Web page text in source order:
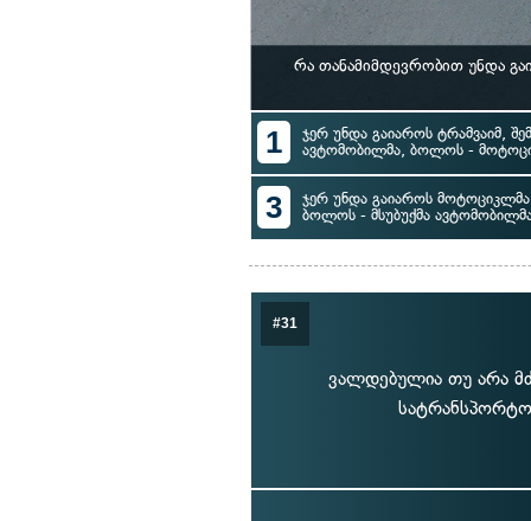
რა თანამიმდევრობით უნდა
1
ჯერ უნდა გაიაროს ტრამვაიმ,
ავტომობილმა, ბოლოს -
3
ჯერ უნდა გაიაროს
ბოლოს - მსუბუქმა
#31
ვალდებულია თუ არა
სატრანსპორტო